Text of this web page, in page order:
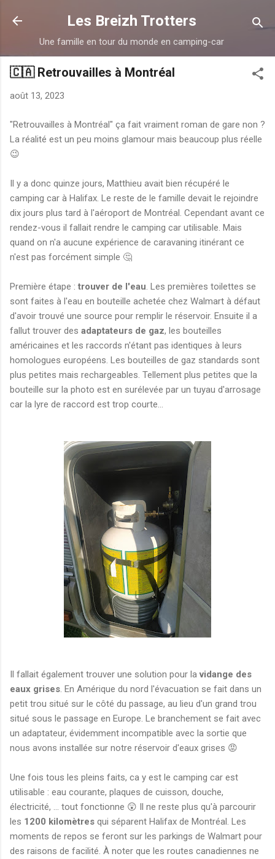
Accéder au contenu principal
Les Breizh Trotters
Une famille en tour du monde en camping-car
🇨🇦 Retrouvailles à Montréal
août 13, 2023
"Retrouvailles à Montréal" ça fait vraiment roman de gare non ?
La réalité est un peu moins glamour mais beaucoup plus réelle
😉
Il y a donc quinze jours, Matthieu avait bien récupéré le
camping car à Halifax. Le reste de le famille devait le rejoindre
dix jours plus tard à l'aéroport de Montréal. Cependant avant ce
rendez-vous il fallait rendre le camping car utilisable. Mais
quand on n'a aucune expérience de caravaning itinérant ce
n'est pas forcément simple 🤔
Première étape : trouver de l'eau . Les premières toilettes se
sont faites à l'eau en bouteille achetée chez Walmart à défaut
d'avoir trouvé une source pour remplir le réservoir. Ensuite il a
fallut trouver des adaptateurs de gaz, les bouteilles
américaines et les raccords n'étant pas identiques à leurs
homologues européens. Les bouteilles de gaz standards sont
plus petites mais rechargeables. Tellement plus petites que la
bouteille sur la photo est en surélevée par un tuyau d'arrosage
car la lyre de raccord est trop courte...
Il fallait également trouver une solution pour lavidange des
eaux grises . En Amérique du nord l'évacuation se fait dans un
petit trou situé sur le côté du passage, au lieu d'un grand trou
situé sous le passage en Europe. Le branchement se fait avec
un adaptateur, évidemment incompatible avec la sortie que
nous avons installée sur notre réservoir d'eaux grises 😡
Une fois tous les pleins faits, ca y est le camping car est
utilisable : eau courante, plaques de cuisson, douche,
électricité, ... tout fonctionne 😲 Il ne reste plus qu'à parcourir
les 1200 kilomètres qui séparent Halifax de Montréal. Les
moments de repos se feront sur les parkings de Walmart pour
des raisons de facilité. À noter que les routes canadiennes ne